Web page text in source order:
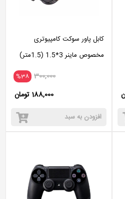
کابل پاور سوکت کامپیوتری
مخصوص ماینر 3*1.5 (1.5متر)
%38 300,000
188,000 تومان
افزودن به سبد